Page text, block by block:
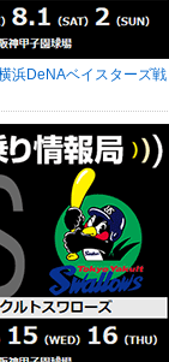
浜DeNAベイスターズ戦